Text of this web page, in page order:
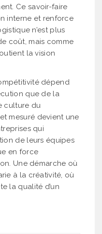
Ce savoir-faire
interne et renforce
n’est plus
coût, mais comme
la vision
dépend
que de la
culture du
mesuré devient une
qui
de leurs équipes
en force
Une démarche où
à la créativité, où
la qualité d’un